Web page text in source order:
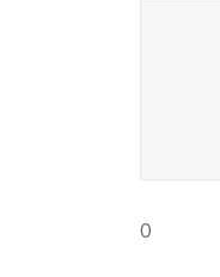
0